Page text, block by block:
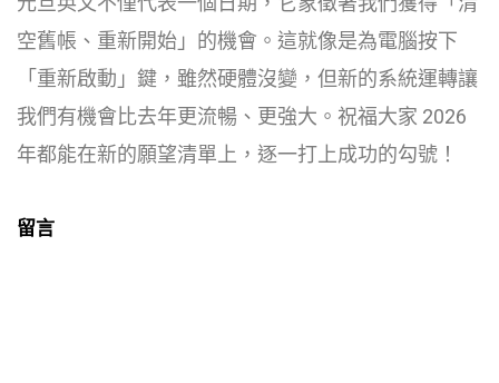
空舊帳、重新開始」的機會。這就像是為電腦按下
「重新啟動」鍵，雖然硬體沒變，但新的系統運轉讓
我們有機會比去年更流暢、更強大。祝福大家 2026
年都能在新的願望清單上，逐一打上成功的勾號！
留言